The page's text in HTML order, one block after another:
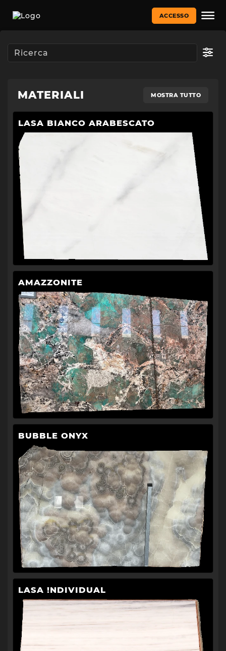
ACCESSO
MATERIALI MOSTRA TUTTO
LASA BIANCO ARABESCATO
AMAZZONITE
BUBBLE ONYX
LASA !NDIVIDUAL